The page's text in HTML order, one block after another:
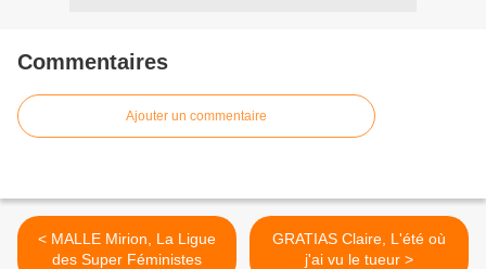
Commentaires
Ajouter un commentaire
< MALLE Mirion, La Ligue
des Super Féministes
GRATIAS Claire, L'été où
j'ai vu le tueur >